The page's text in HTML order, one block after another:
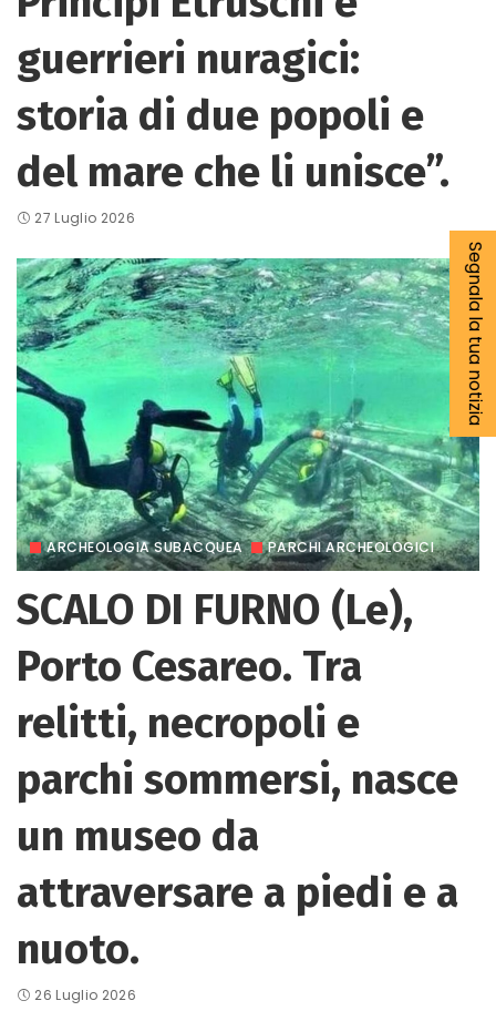
guerrieri nuragici:
storia di due popoli e
del mare che li unisce”.
27 Luglio 2026
ARCHEOLOGIA SUBACQUEA PARCHI ARCHEOLOGICI
SCALO DI FURNO (Le),
Porto Cesareo. Tra
relitti, necropoli e
parchi sommersi, nasce
un museo da
attraversare a piedi e a
nuoto.
26 Luglio 2026
Segnala la tua notizia